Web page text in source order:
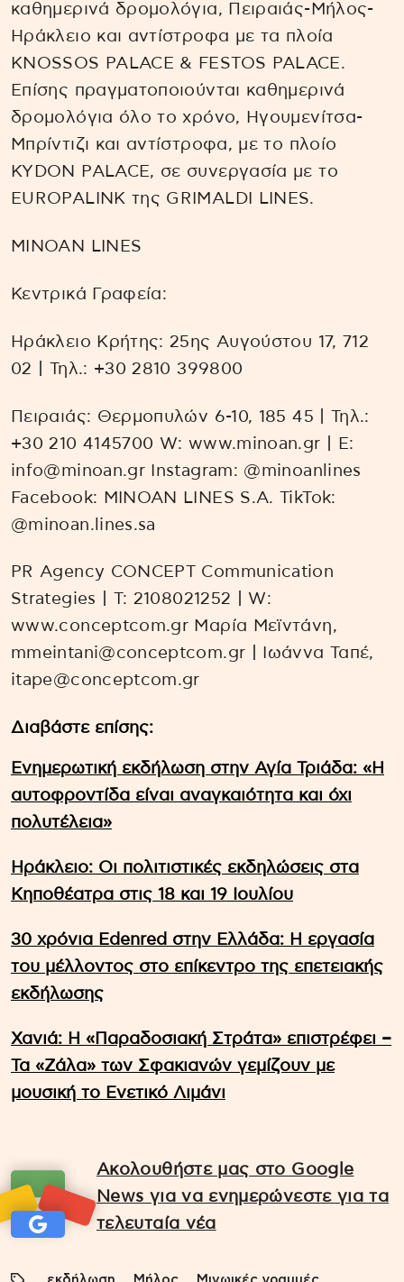
καθημερινά δρομολόγια, Πειραιάς-Μήλος-
Ηράκλειο και αντίστροφα με τα πλοία
KNOSSOS PALACE & FESTOS PALACE.
Επίσης πραγματοποιούνται καθημερινά
δρομολόγια όλο το χρόνο, Ηγουμενίτσα-
Μπρίντιζι και αντίστροφα, με το πλοίο
KYDON PALACE, σε συνεργασία με το
EUROPALINK της GRIMALDI LINES.
MINOAN LINES
Κεντρικά Γραφεία:
Ηράκλειο Κρήτης: 25ης Αυγούστου 17, 712
02 | Τηλ.: +30 2810 399800
Πειραιάς: Θερμοπυλών 6-10, 185 45 | Τηλ.:
+30 210 4145700 W: www.minoan.gr | E:
info@minoan.gr Instagram: @minoanlines
Facebook: MINOAN LINES S.A. TikTok:
@minoan.lines.sa
PR Agency CONCEPT Communication
Strategies | T: 2108021252 | W:
www.conceptcom.gr Μαρία Μεϊντάνη,
mmeintani@conceptcom.gr | Ιωάννα Ταπέ,
itape@conceptcom.gr
Διαβάστε επίσης:
Ενημερωτική εκδήλωση στην Αγία Τριάδα: «Η
αυτοφροντίδα είναι αναγκαιότητα και όχι
πολυτέλεια»
Ηράκλειο: Οι πολιτιστικές εκδηλώσεις στα
Κηποθέατρα στις 18 και 19 Ιουλίου
30 χρόνια Edenred στην Ελλάδα: Η εργασία
του μέλλοντος στο επίκεντρο της επετειακής
εκδήλωσης
Χανιά: Η «Παραδοσιακή Στράτα» επιστρέφει –
Τα «Ζάλα» των Σφακιανών γεμίζουν με
μουσική το Ενετικό Λιμάνι
Ακολουθήστε μας στο Google
News για να ενημερώνεστε για τα
τελευταία νέα